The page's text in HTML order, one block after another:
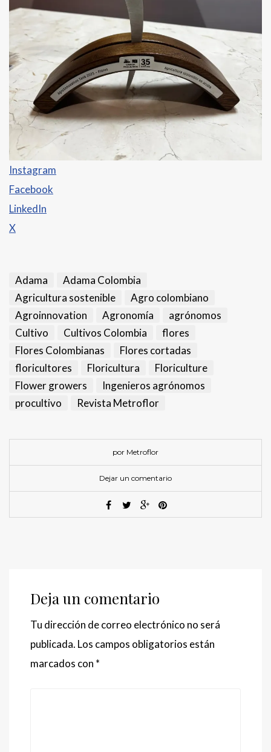
Instagram
Facebook
LinkedIn
X
Adama
Adama Colombia
Agricultura sostenible
Agro colombiano
Agroinnovation
Agronomía
agrónomos
Cultivo
Cultivos Colombia
flores
Flores Colombianas
Flores cortadas
floricultores
Floricultura
Floriculture
Flower growers
Ingenieros agrónomos
procultivo
Revista Metroflor
por Metroflor
Dejar un comentario
Deja un comentario
Tu dirección de correo electrónico no será
publicada. Los campos obligatorios están
marcados con *